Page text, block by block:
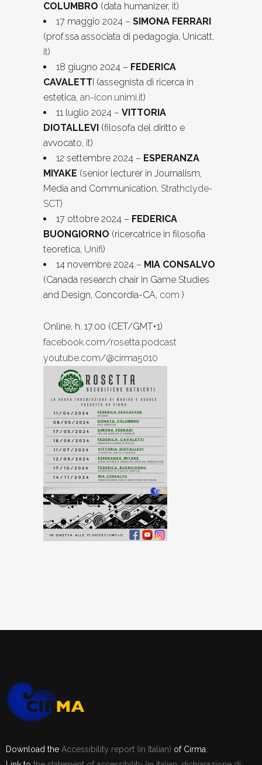
COLUMBRO (data humanizer, it)
17 maggio 2024 – SIMONA FERRARI
(prof.ssa associata di pedagogia, Unicatt,
it)
18 giugno 2024 – FEDERICA
CAVALETTI (assegnista di ricerca in
estetica, an-icon.unimi.it)
11 luglio 2024 – VITTORIA
DIOTALLEVI (filosofa del diritto e
avvocato, it)
12 settembre 2024 – ESPERANZA
MIYAKE (senior lecturer in Journalism,
Media and Communication, Strathclyde-
SCT)
17 ottobre 2024 – FEDERICA
BUONGIORNO (ricercatrice in filosofia
teoretica, Unifi)
14 novembre 2024 – MIA CONSALVO
(Canada research chair in Game Studies
and Design, Concordia-CA, com )
Online, h. 17.00 (CET/GMT+1)
facebook.com/rosetta.podcast
youtube.com/@cirma5010
Download the Accessibility report (in Italian) of Cirma.